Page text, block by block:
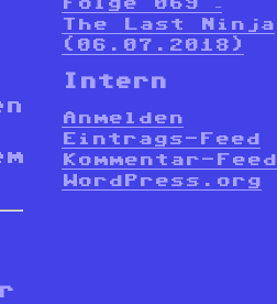
The Last Ninja
(06.07.2018)
Intern
Anmelden
Eintrags-Feed
Kommentar-Feed
WordPress.org